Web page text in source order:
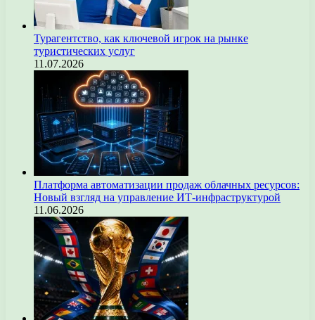
Турагентство, как ключевой игрок на рынке
туристических услуг
11.07.2026
Платформа автоматизации продаж облачных ресурсов:
Новый взгляд на управление ИТ-инфраструктурой
11.06.2026